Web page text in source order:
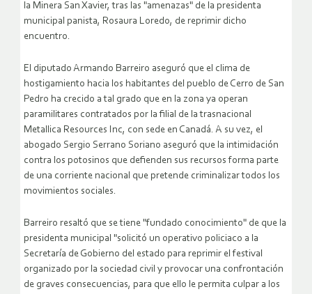
la Minera San Xavier, tras las "amenazas" de la presidenta
municipal panista, Rosaura Loredo, de reprimir dicho
encuentro.
El diputado Armando Barreiro aseguró que el clima de
hostigamiento hacia los habitantes del pueblo de Cerro de San
Pedro ha crecido a tal grado que en la zona ya operan
paramilitares contratados por la filial de la trasnacional
Metallica Resources Inc, con sede en Canadá. A su vez, el
abogado Sergio Serrano Soriano aseguró que la intimidación
contra los potosinos que defienden sus recursos forma parte
de una corriente nacional que pretende criminalizar todos los
movimientos sociales.
Barreiro resaltó que se tiene "fundado conocimiento" de que la
presidenta municipal "solicitó un operativo policiaco a la
Secretaría de Gobierno del estado para reprimir el festival
organizado por la sociedad civil y provocar una confrontación
de graves consecuencias, para que ello le permita culpar a los